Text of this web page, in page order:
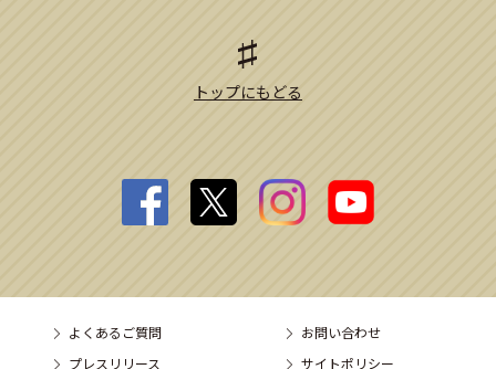
トップにもどる
よくあるご質問
お問い合わせ
プレスリリース
サイトポリシー